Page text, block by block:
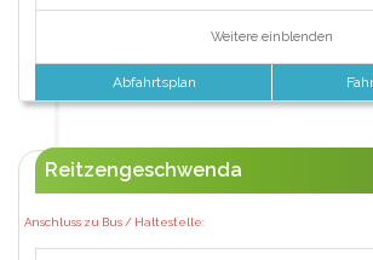
Weitere einblenden
Abfahrtsplan
Reitzengeschwenda
Anschluss zu Bus / Haltestelle: